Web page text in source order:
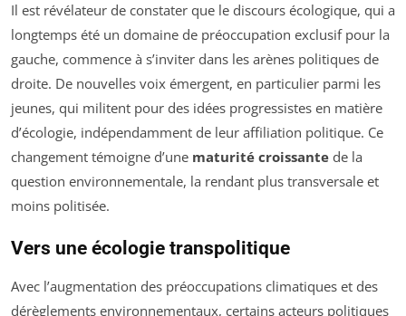
Il est révélateur de constater que le discours écologique, qui a
longtemps été un domaine de préoccupation exclusif pour la
gauche, commence à s’inviter dans les arènes politiques de
droite. De nouvelles voix émergent, en particulier parmi les
jeunes, qui militent pour des idées progressistes en matière
d’écologie, indépendamment de leur affiliation politique. Ce
changement témoigne d’une maturité croissante de la
question environnementale, la rendant plus transversale et
moins politisée.
Vers une écologie transpolitique
Avec l’augmentation des préoccupations climatiques et des
dérèglements environnementaux, certains acteurs politiques